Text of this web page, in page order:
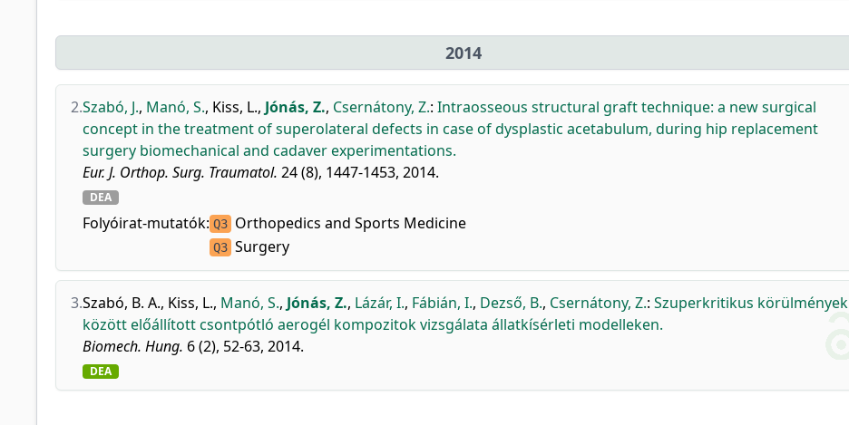
2014
2.Szabó, J., Manó, S., Kiss, L., Jónás, Z., Csernátony, Z.: Intraosseous structural graft technique: a new surgical
concept in the treatment of superolateral defects in case of dysplastic acetabulum, during hip replacement
surgery biomechanical and cadaver experimentations.
Eur. J. Orthop. Surg. Traumatol. 24 (8), 1447-1453, 2014.
DEA
Folyóirat-mutatók: Q3 Orthopedics and Sports Medicine
Q3 Surgery
3.Szabó, B. A., Kiss, L., Manó, S., Jónás, Z., Lázár, I., Fábián, I., Dezső, B., Csernátony, Z.: Szuperkritikus körülmények
között előállított csontpótló aerogél kompozitok vizsgálata állatkísérleti modelleken.
Biomech. Hung. 6 (2), 52-63, 2014.
DEA